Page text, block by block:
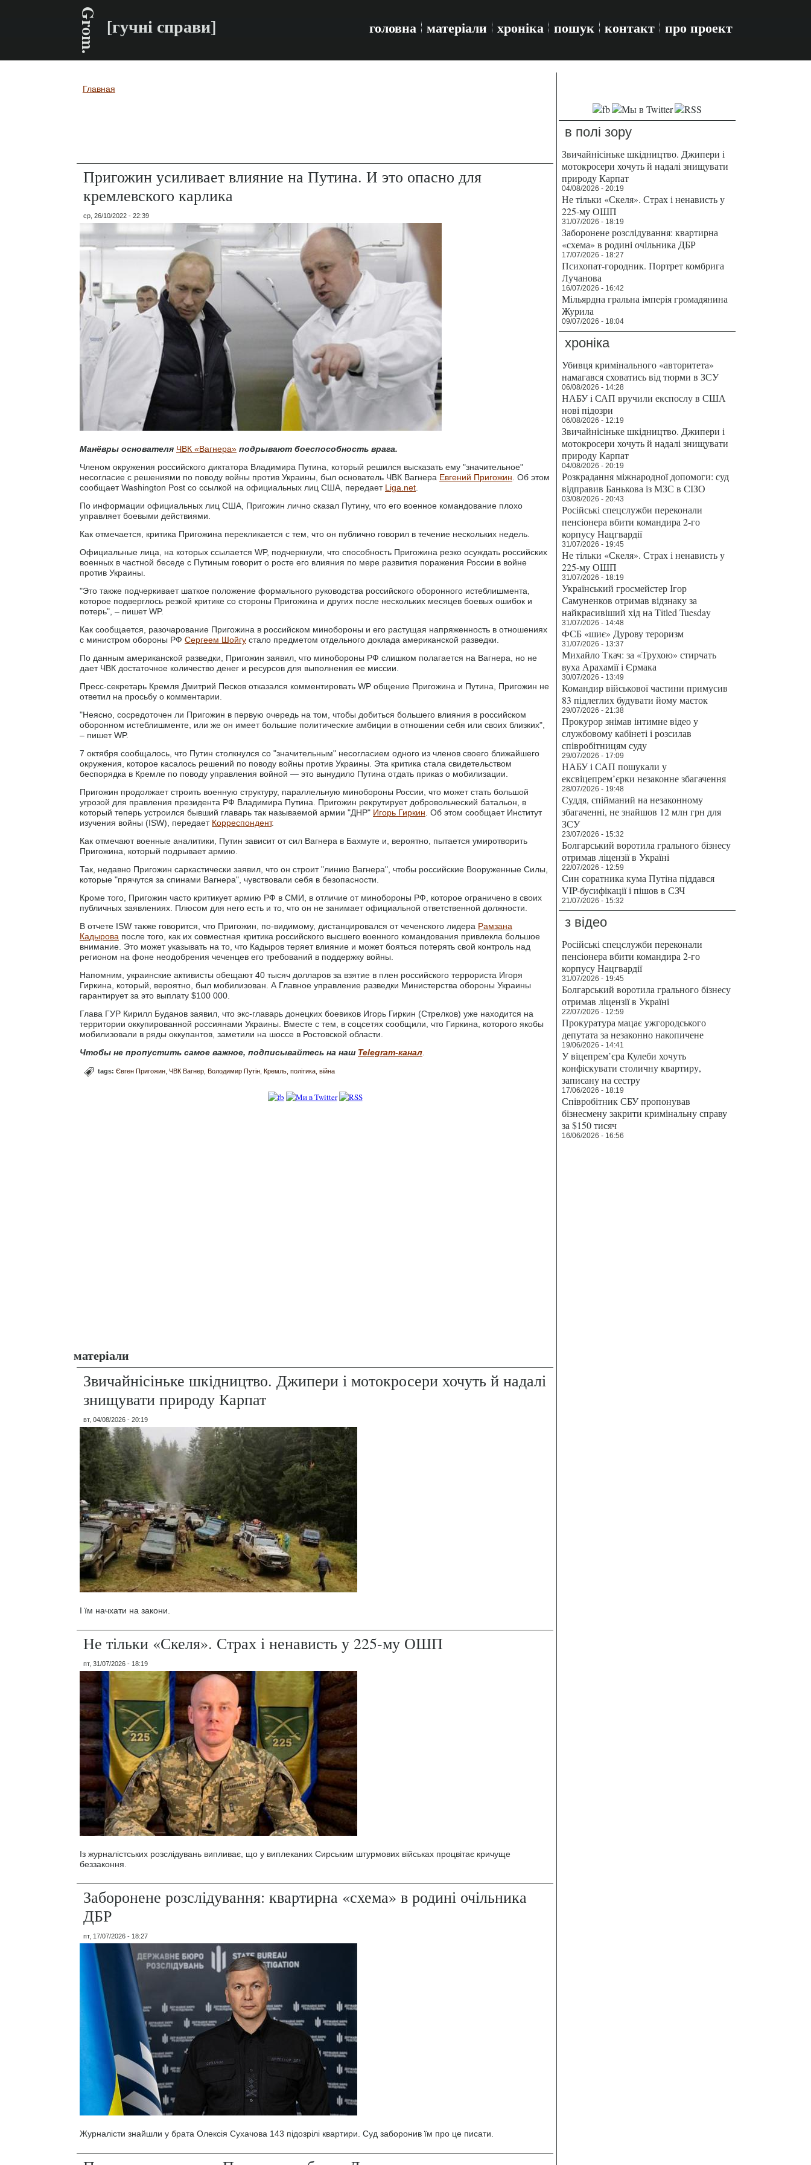
Grom. [гучні справи] головна матеріали хроніка пошук контакт про проект
Вы здесь
Главная
Пригожин усиливает влияние на Путина. И это опасно для
кремлевского карлика
ср, 26/10/2022 - 22:39
Манёвры основателя ЧВК «Вагнера» подрывают боеспособность врага.
Членом окружения российского диктатора Владимира Путина, который решился высказать ему "значительное"
несогласие с решениями по поводу войны против Украины, был основатель ЧВК Вагнера Евгений Пригожин . Об этом
сообщает Washington Post со ссылкой на официальных лиц США, передает Liga.net
По информации официальных лиц США, Пригожин лично сказал Путину, что его военное командование плохо
управляет боевыми действиями.
Как отмечается, критика Пригожина перекликается с тем, что он публично говорил в течение нескольких недель.
Официальные лица, на которых ссылается WP, подчеркнули, что способность Пригожина резко осуждать российских
военных в частной беседе с Путиным говорит о росте его влияния по мере развития поражения России в войне
против Украины.
"Это также подчеркивает шаткое положение формального руководства российского оборонного истеблишмента,
которое подверглось резкой критике со стороны Пригожина и других после нескольких месяцев боевых ошибок и
потерь", – пишет WP.
Как сообщается, разочарование Пригожина в российском минобороны и его растущая напряженность в отношениях
с министром обороны РФ Сергеем Шойгу стало предметом отдельного доклада американской разведки.
По данным американской разведки, Пригожин заявил, что минобороны РФ слишком полагается на Вагнера, но не
дает ЧВК достаточное количество денег и ресурсов для выполнения ее миссии.
Пресс-секретарь Кремля Дмитрий Песков отказался комментировать WP общение Пригожина и Путина, Пригожин не
ответил на просьбу о комментарии.
"Неясно, сосредоточен ли Пригожин в первую очередь на том, чтобы добиться большего влияния в российском
оборонном истеблишменте, или же он имеет большие политические амбиции в отношении себя или своих близких",
– пишет WP.
7 октября сообщалось, что Путин столкнулся со "значительным" несогласием одного из членов своего ближайшего
окружения, которое касалось решений по поводу войны против Украины. Эта критика стала свидетельством
беспорядка в Кремле по поводу управления войной — это вынудило Путина отдать приказ о мобилизации.
Пригожин продолжает строить военную структуру, параллельную минобороны России, что может стать большой
угрозой для правления президента РФ Владимира Путина. Пригожин рекрутирует добровольческий батальон, в
который теперь устроился бывший главарь так называемой армии "ДНР" Игорь Гиркин . Об этом сообщает Институт
изучения войны (ISW), передает Корреспондент.
Как отмечают военные аналитики, Путин зависит от сил Вагнера в Бахмуте и, вероятно, пытается умиротворить
Пригожина, который подрывает армию.
Так, недавно Пригожин саркастически заявил, что он строит "линию Вагнера", чтобы российские Вооруженные Силы,
которые "прячутся за спинами Вагнера", чувствовали себя в безопасности.
Кроме того, Пригожин часто критикует армию РФ в СМИ, в отличие от минобороны РФ, которое ограничено в своих
публичных заявлениях. Плюсом для него есть и то, что он не занимает официальной ответственной должности.
В отчете ISW также говорится, что Пригожин, по-видимому, дистанцировался от чеченского лидера Рамзана
Кадырова после того, как их совместная критика российского высшего военного командования привлекла большое
внимание. Это может указывать на то, что Кадыров теряет влияние и может бояться потерять свой контроль над
регионом на фоне неодобрения чеченцев его требований в поддержку войны.
Напомним, украинские активисты обещают 40 тысяч долларов за взятие в плен российского террориста Игоря
Гиркина, который, вероятно, был мобилизован. А Главное управление разведки Министерства обороны Украины
гарантирует за это выплату $100 000.
Глава ГУР Кирилл Буданов заявил, что экс-главарь донецких боевиков Игорь Гиркин (Стрелков) уже находится на
территории оккупированной россиянами Украины. Вместе с тем, в соцсетях сообщили, что Гиркина, которого якобы
мобилизовали в ряды оккупантов, заметили на шоссе в Ростовской области.
Чтобы не пропустить самое важное, подписывайтесь на наш Telegram-канал
tags: Євген Пригожин ЧВК Вагнер Володимир Путін Кремль політика війна
матеріали
Звичайнісіньке шкідництво. Джипери і мотокросери хочуть й надалі
знищувати природу Карпат
вт, 04/08/2026 - 20:19
І їм начхати на закони.
Не тільки «Скеля». Страх і ненависть у 225-му ОШП
пт, 31/07/2026 - 18:19
Із журналістських розслідувань випливає, що у виплеканих Сирським штурмових військах процвітає кричуще
беззаконня.
Заборонене розслідування: квартирна «схема» в родині очільника
ДБР
пт, 17/07/2026 - 18:27
Журналісти знайшли у брата Олексія Сухачова 143 підозрілі квартири. Суд заборонив їм про це писати.
в полі зору
Звичайнісіньке шкідництво. Джипери і
мотокросери хочуть й надалі знищувати
природу Карпат
04/08/2026 - 20:19
Не тільки «Скеля». Страх і ненависть у
225-му ОШП
31/07/2026 - 18:19
Заборонене розслідування: квартирна
«схема» в родині очільника ДБР
17/07/2026 - 18:27
Психопат-городник. Портрет комбрига
Лучанова
16/07/2026 - 16:42
Мільярдна гральна імперія громадянина
Журила
09/07/2026 - 18:04
хроніка
Убивця кримінального «авторитета»
намагався сховатись від тюрми в ЗСУ
06/08/2026 - 14:28
НАБУ і САП вручили експослу в США
нові підозри
06/08/2026 - 12:19
Звичайнісіньке шкідництво. Джипери і
мотокросери хочуть й надалі знищувати
природу Карпат
04/08/2026 - 20:19
Розкрадання міжнародної допомоги: суд
відправив Банькова із МЗС в СІЗО
03/08/2026 - 20:43
Російські спецслужби переконали
пенсіонера вбити командира 2-го
корпусу Нацгвардії
31/07/2026 - 19:45
Не тільки «Скеля». Страх і ненависть у
225-му ОШП
31/07/2026 - 18:19
Український гросмейстер Ігор
Самуненков отримав відзнаку за
найкрасивіший хід на Titled Tuesday
31/07/2026 - 14:48
ФСБ «шиє» Дурову тероризм
31/07/2026 - 13:37
Михайло Ткач: за «Трухою» стирчать
вуха Арахамії і Єрмака
30/07/2026 - 13:49
Командир військової частини примусив
83 підлеглих будувати йому маєток
29/07/2026 - 21:38
Прокурор знімав інтимне відео у
службовому кабінеті і розсилав
співробітницям суду
29/07/2026 - 17:09
НАБУ і САП пошукали у
ексвіцепрем’єрки незаконне збагачення
28/07/2026 - 19:48
Суддя, спійманий на незаконному
збагаченні, не знайшов 12 млн грн для
ЗСУ
23/07/2026 - 15:32
Болгарський воротила грального бізнесу
отримав ліцензії в Україні
22/07/2026 - 12:59
Син соратника кума Путіна піддався
VIP-бусифікації і пішов в СЗЧ
21/07/2026 - 15:32
з відео
Російські спецслужби переконали
пенсіонера вбити командира 2-го
корпусу Нацгвардії
31/07/2026 - 19:45
Болгарський воротила грального бізнесу
отримав ліцензії в Україні
22/07/2026 - 12:59
Прокуратура мацає ужгородського
депутата за незаконно накопичене
19/06/2026 - 14:41
У віцепрем’єра Кулеби хочуть
конфіскувати столичну квартиру,
записану на сестру
17/06/2026 - 18:19
Співробітник СБУ пропонував
бізнесмену закрити кримінальну справу
за $150 тисяч
16/06/2026 - 16:56